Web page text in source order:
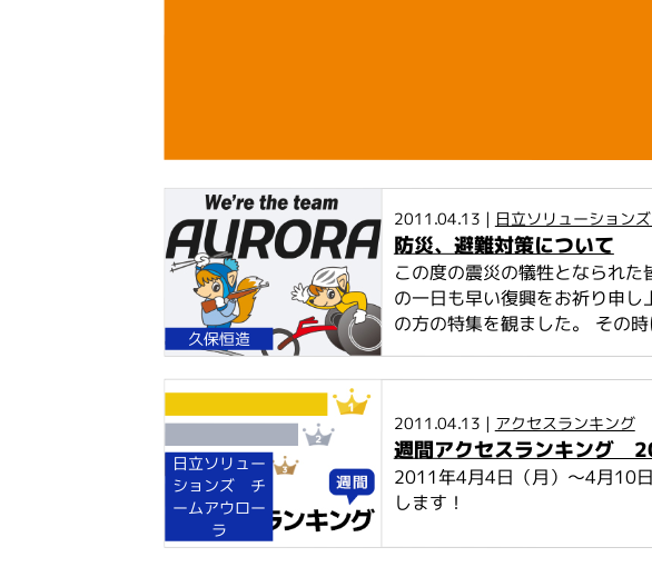
久保恒造
2011.04.13 | 日立ソリューション
防災、避難対策について
この度の震災の犠牲となられ
の一日も早い復興をお祈り申
の方の特集を観ました。 その
日立ソリュー
ションズ チ
ームアウロー
ラ
2011.04.13 | アクセスランキング
週間アクセスランキング
2011年4月4日（月）～4月10
します！